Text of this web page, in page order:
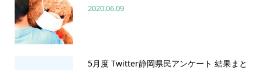
2020.06.09
5月度 Twitter静岡県民アンケート 結果まと